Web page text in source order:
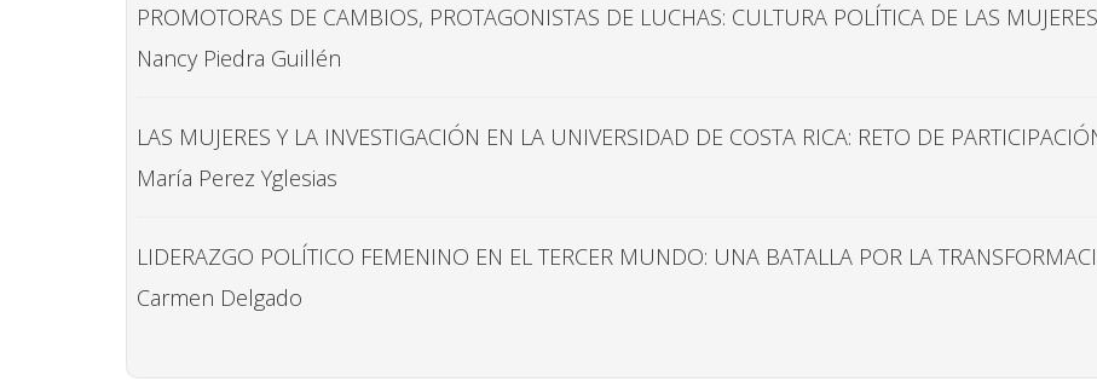
PROMOTORAS DE CAMBIOS, PROTAGONISTAS DE LUCHAS: CULTURA POLÍTICA DE LAS
Nancy Piedra Guillén
LAS MUJERES Y LA INVESTIGACIÓN EN LA UNIVERSIDAD DE COSTA RICA: RETO DE
María Perez Yglesias
LIDERAZGO POLÍTICO FEMENINO EN EL TERCER MUNDO: UNA BATALLA POR LA
Carmen Delgado